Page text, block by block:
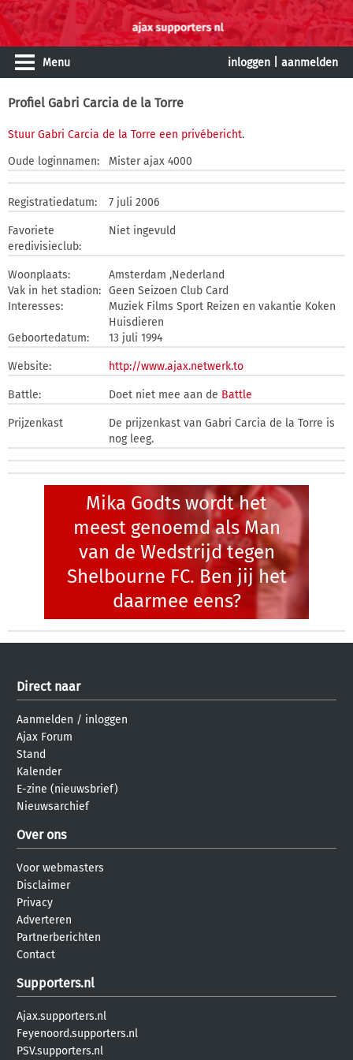
Menu inloggen aanmelden
Profiel Gabri Carcia de la Torre
Stuur Gabri Carcia de la Torre een privébericht.
Oude loginnamen:
Mister ajax 4000
Registratiedatum: 7 juli 2006
Favoriete
eredivisieclub:
Niet ingevuld
Woonplaats:
Amsterdam ,Nederland
Vak in het stadion: Geen Seizoen Club Card
Interesses:
Muziek Films Sport Reizen en vakantie Koken
Huisdieren
Geboortedatum:
13 juli 1994
Website: http://www.ajax.netwerk.to
Battle: Doet niet mee aan de Battle
Prijzenkast
De prijzenkast van Gabri Carcia de la Torre is
nog leeg.
Mika Godts wordt het
meest genoemd als Man
van de Wedstrijd tegen
Shelbourne FC. Ben jij het
daarmee eens?
Direct naar
Aanmelden / inloggen
Ajax Forum
Stand
Kalender
E-zine (nieuwsbrief)
Nieuwsarchief
Over ons
Voor webmasters
Disclaimer
Privacy
Adverteren
Partnerberichten
Contact
Supporters.nl
Ajax.supporters.nl
Feyenoord.supporters.nl
PSV.supporters.nl